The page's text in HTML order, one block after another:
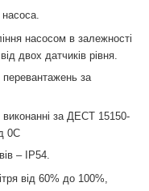
насосом в залежності
двох датчиків рівня.
перевантажень за
за ДЕСТ 15150-
0C
– IP54.
від 60% до 100%,